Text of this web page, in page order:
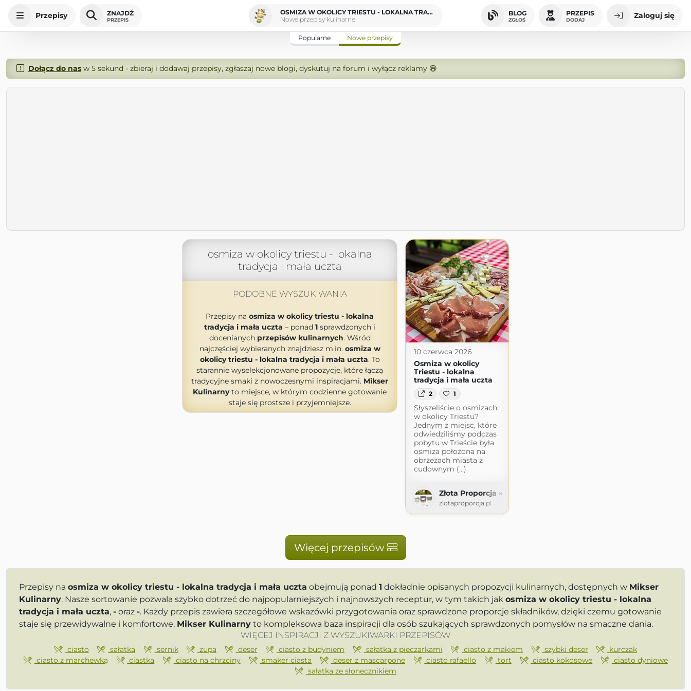
Przepisy ZNAJDŹ
PRZEPIS
OSMIZA W OKOLICY TRIESTU - LOKALNA TRADYCJA I MAŁA UCZTA
Nowe przepisy kulinarne
BLOG
ZGŁOŚ
PRZEPIS
DODAJ Zaloguj się
Popularne Nowe przepisy
Dołącz do nasw 5 sekund - zbieraj i dodawaj przepisy, zgłaszaj nowe blogi, dyskutuj na forum i wyłącz reklamy 😄
osmiza w okolicy triestu - lokalna
tradycja i mała uczta
PODOBNE WYSZUKIWANIA
Przepisy na osmiza w okolicy triestu - lokalna
tradycja i mała uczta – ponad 1 sprawdzonych i
docenianych przepisów kulinarnych. Wśród
najczęściej wybieranych znajdziesz m.in. osmiza w
okolicy triestu - lokalna tradycja i mała uczta. To
starannie wyselekcjonowane propozycje, które łączą
tradycyjne smaki z nowoczesnymi inspiracjami. Mikser
Kulinarnyto miejsce, w którym codzienne gotowanie
staje się prostsze i przyjemniejsze.
10 czerwca 2026
Osmiza w okolicy
Triestu - lokalna
tradycja i mała uczta
2 1
Słyszeliście o osmizach
w okolicy Triestu?
Jednym z miejsc, które
odwiedziliśmy podczas
pobytu w Trieście była
osmiza położona na
obrzeżach miasta z
cudownym (...)
Złota Proporcja » Kuchnia
zlotaproporcja.pl
Więcej przepisów
Przepisy na osmiza w okolicy triestu - lokalna tradycja i mała uczta obejmują ponad 1 dokładnie opisanych propozycji kulinarnych, dostępnych w Mikser
Kulinarny. Nasze sortowanie pozwala szybko dotrzeć do najpopularniejszych i najnowszych receptur, w tym takich jak osmiza w okolicy triestu - lokalna
tradycja i mała uczta, - oraz -. Każdy przepis zawiera szczegółowe wskazówki przygotowania oraz sprawdzone proporcje składników, dzięki czemu gotowanie
staje się przewidywalne i komfortowe. Mikser Kulinarny to kompleksowa baza inspiracji dla osób szukających sprawdzonych pomysłów na smaczne dania.
WIĘCEJ INSPIRACJI Z WYSZUKIWARKI PRZEPISÓW
ciasto sałatka sernik zupa deser ciasto z budyniem sałatka z pieczarkami ciasto z makiem szybki deser
kurczak
ciasto z marchewką
ciastka ciasto na chrzciny smaker ciasta deser z mascarpone ciasto rafaello tort ciasto kokosowe
ciasto dyniowe
sałatka ze słonecznikiem